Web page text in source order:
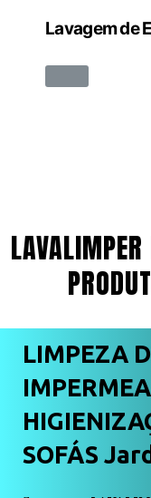
Lavagem de
LIMPEZA
SOFÁS